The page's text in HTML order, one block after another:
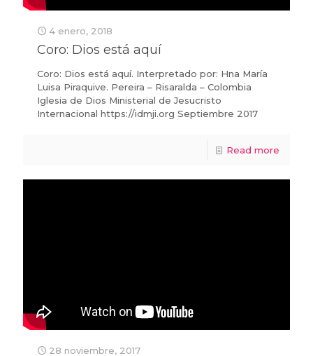
4 enero, 2018
Coro: Dios está aquí
Coro: Dios está aquí. Interpretado por: Hna María
Luisa Piraquive. Pereira – Risaralda – Colombia
Iglesia de Dios Ministerial de Jesucristo
Internacional https://idmji.org Septiembre 2017
Read more
28 noviembre, 2017